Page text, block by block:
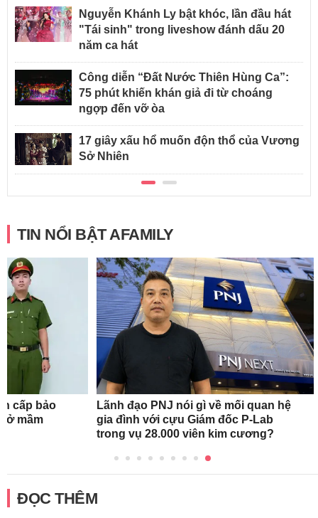
Nguyễn Khánh Ly bật khóc, lần đầu hát
"Tái sinh" trong liveshow đánh dấu 20
năm ca hát
Công diễn “Đất Nước Thiên Hùng Ca”:
75 phút khiến khán giả đi từ choáng
ngợp đến vỡ òa
17 giây xấu hổ muốn độn thổ của Vương
Sở Nhiên
TIN NỔI BẬT AFAMILY
cấp bảo
mầm
Lãnh đạo PNJ nói gì về mối quan hệ
gia đình với cựu Giám đốc P-Lab
trong vụ 28.000 viên kim cương?
ĐỌC THÊM